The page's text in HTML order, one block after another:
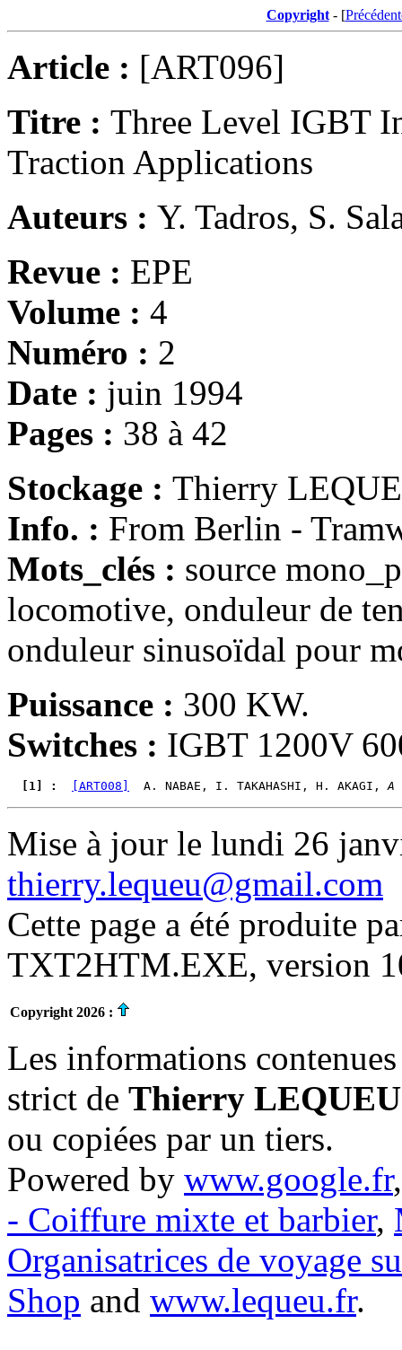
Copyright- [
Article : [ART096]
Titre : Three Level IGBT
Traction Applications
Auteurs : Y. Tadros, S.
Revue : EPE
Volume : 4
Numéro : 2
Date : juin 1994
Pages : 38 à 42
Stockage : Thierry
Info. : From Berlin -
Mots_clés : source
locomotive, onduleur de
onduleur sinusoïdal pour
Puissance : 300 KW.
Switches : IGBT 1200V
  [1] :
[ART008]
  A. NABAE, I. TAKAHASHI, H. AKAGI,
A
Mise à jour le lundi 26
thierry.lequeu@gmail.com
Cette page a été produite
TXT2HTM.EXE, version
Copyright 2026 :
Les informations
strict de Thierry LEQUEU
ou copiées par un tiers.
Powered by www.google.fr
- Coiffure mixte et barbier,
Organisatrices de voyage
Shop and www.lequeu.fr.